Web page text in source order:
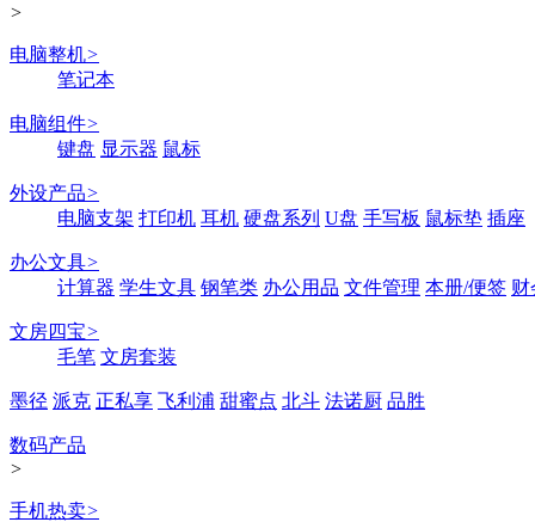
>
电脑整机>
笔记本
电脑组件>
键盘 显示器 鼠标
外设产品>
电脑支架 打印机 耳机 硬盘系列 U盘 手写板 鼠标垫 插座
办公文具>
计算器 学生文具 钢笔类 办公用品 文件管理 本册/便签 财
文房四宝>
毛笔 文房套装
墨径 派克 正私享 飞利浦 甜蜜点 北斗 法诺厨 品胜
数码产品
>
手机热卖>